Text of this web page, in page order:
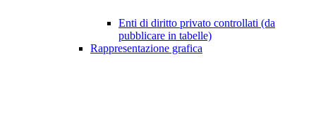
Enti di diritto privato controllati (da
pubblicare in tabelle)
Rappresentazione grafica